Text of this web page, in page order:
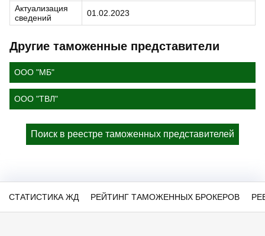
Актуализация
сведений
01.02.2023
Другие таможенные представители
ООО "МБ"
ООО "ТВЛ"
Поиск в реестре таможенных представителей
СТАТИСТИКА ЖД РЕЙТИНГ ТАМОЖЕННЫХ БРОКЕРОВ